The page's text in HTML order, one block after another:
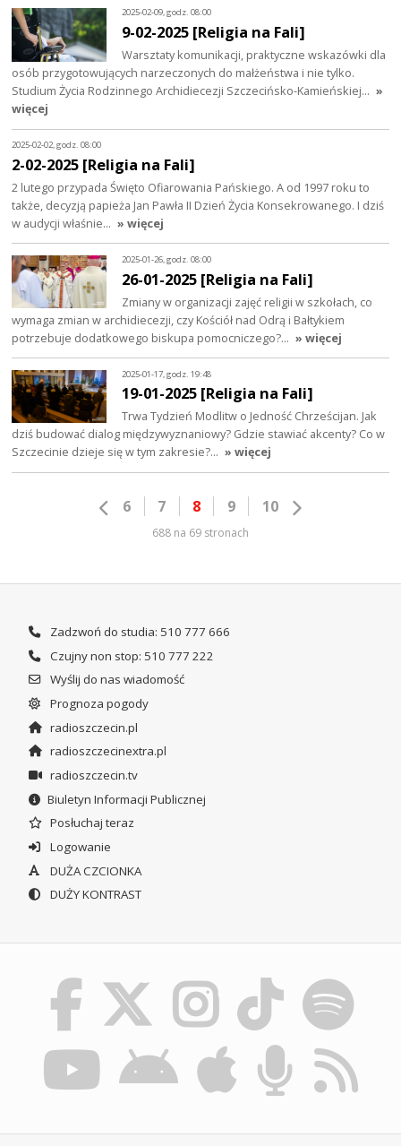
2025-02-09, godz. 08:00
9-02-2025 [Religia na Fali]
Warsztaty komunikacji, praktyczne wskazówki dla
osób przygotowujących narzeczonych do małżeństwa i nie tylko.
Studium Życia Rodzinnego Archidiecezji Szczecińsko-Kamieńskiej… »
więcej
2025-02-02, godz. 08:00
2-02-2025 [Religia na Fali]
2 lutego przypada Święto Ofiarowania Pańskiego. A od 1997 roku to
także, decyzją papieża Jan Pawła II Dzień Życia Konsekrowanego. I dziś
w audycji właśnie… » więcej
2025-01-26, godz. 08:00
26-01-2025 [Religia na Fali]
Zmiany w organizacji zajęć religii w szkołach, co
wymaga zmian w archidiecezji, czy Kościół nad Odrą i Bałtykiem
potrzebuje dodatkowego biskupa pomocniczego?… » więcej
2025-01-17, godz. 19:48
19-01-2025 [Religia na Fali]
Trwa Tydzień Modlitw o Jedność Chrześcijan. Jak
dziś budować dialog międzywyznaniowy? Gdzie stawiać akcenty? Co w
Szczecinie dzieje się w tym zakresie?… » więcej
6 7 8 9 10
688 na 69 stronach
Zadzwoń do studia: 510 777 666
Czujny non stop: 510 777 222
Wyślij do nas wiadomość
Prognoza pogody
radioszczecin.pl
radioszczecinextra.pl
radioszczecin.tv
Biuletyn Informacji Publicznej
Posłuchaj teraz
Logowanie
DUŻA CZCIONKA
DUŻY KONTRAST